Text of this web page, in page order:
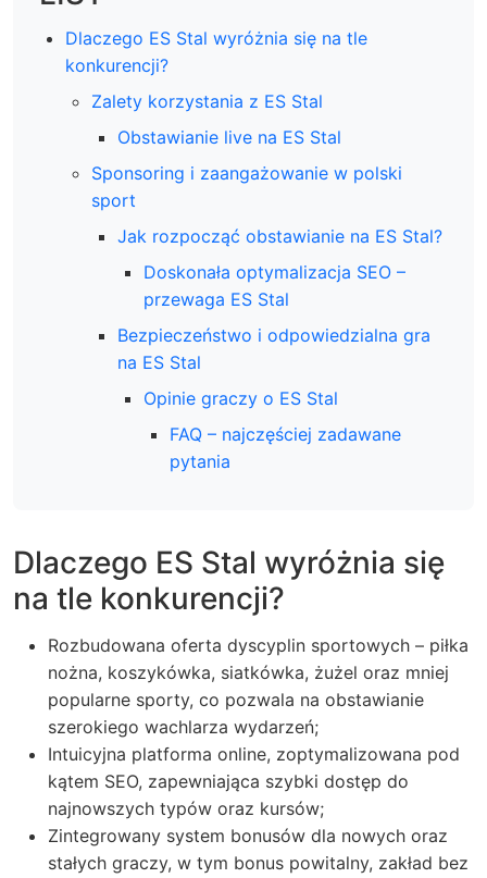
Dlaczego ES Stal wyróżnia się na tle
konkurencji?
Zalety korzystania z ES Stal
Obstawianie live na ES Stal
Sponsoring i zaangażowanie w polski
sport
Jak rozpocząć obstawianie na ES Stal?
Doskonała optymalizacja SEO –
przewaga ES Stal
Bezpieczeństwo i odpowiedzialna gra
na ES Stal
Opinie graczy o ES Stal
FAQ – najczęściej zadawane
pytania
Dlaczego ES Stal wyróżnia się
na tle konkurencji?
Rozbudowana oferta dyscyplin sportowych – piłka
nożna, koszykówka, siatkówka, żużel oraz mniej
popularne sporty, co pozwala na obstawianie
szerokiego wachlarza wydarzeń;
Intuicyjna platforma online, zoptymalizowana pod
kątem SEO, zapewniająca szybki dostęp do
najnowszych typów oraz kursów;
Zintegrowany system bonusów dla nowych oraz
stałych graczy, w tym bonus powitalny, zakład bez